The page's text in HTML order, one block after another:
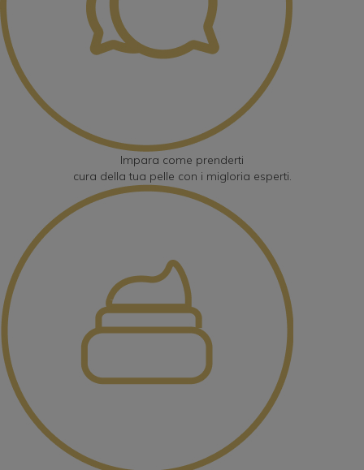
Impara come prenderti
cura della tua pelle con i migloria esperti.